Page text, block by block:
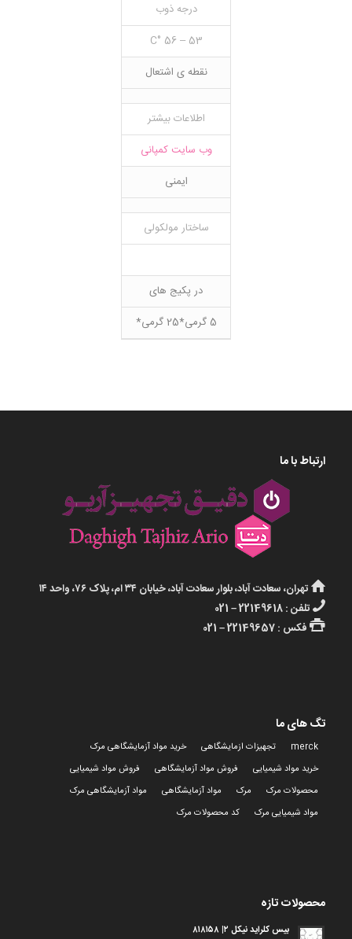
درجه ذوب
53 – 56 °C
نقطه ی اشتعال
اطلاعات بیشتر
وب سایت کمپانی
ایمنی
ساختار مولکولی
در پکیج های
5 گرمی*25 گرمی*
ارتباط با ما
تهران، سعادت آباد، بلوار سعادت آباد، خیابان ۳۴ ام، پلاک ۷۶، واحد ۱۴
تلفن : 22149618 – 021
فکس : 22149657 – 021
تگ های ما
merck تجهیزات ازمایشگاهی
خرید مواد آزمایشگاهی مرک
خرید مواد شیمیایی
فروش مواد آزمایشگاهی
فروش مواد شیمیایی
محصولات مرک
مرک مواد آزمایشگاهی
مواد آزمایشگاهی مرک
مواد شیمیایی مرک
کد محصولات مرک
محصولات تازه
بیس کلراید نیکل ۲| ۸۱۸۱۵۸